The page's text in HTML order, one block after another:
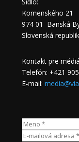
Komenského 21
974 01 Banská
Slovenská
Kontakt pre
Telefón: +421
E-mail: